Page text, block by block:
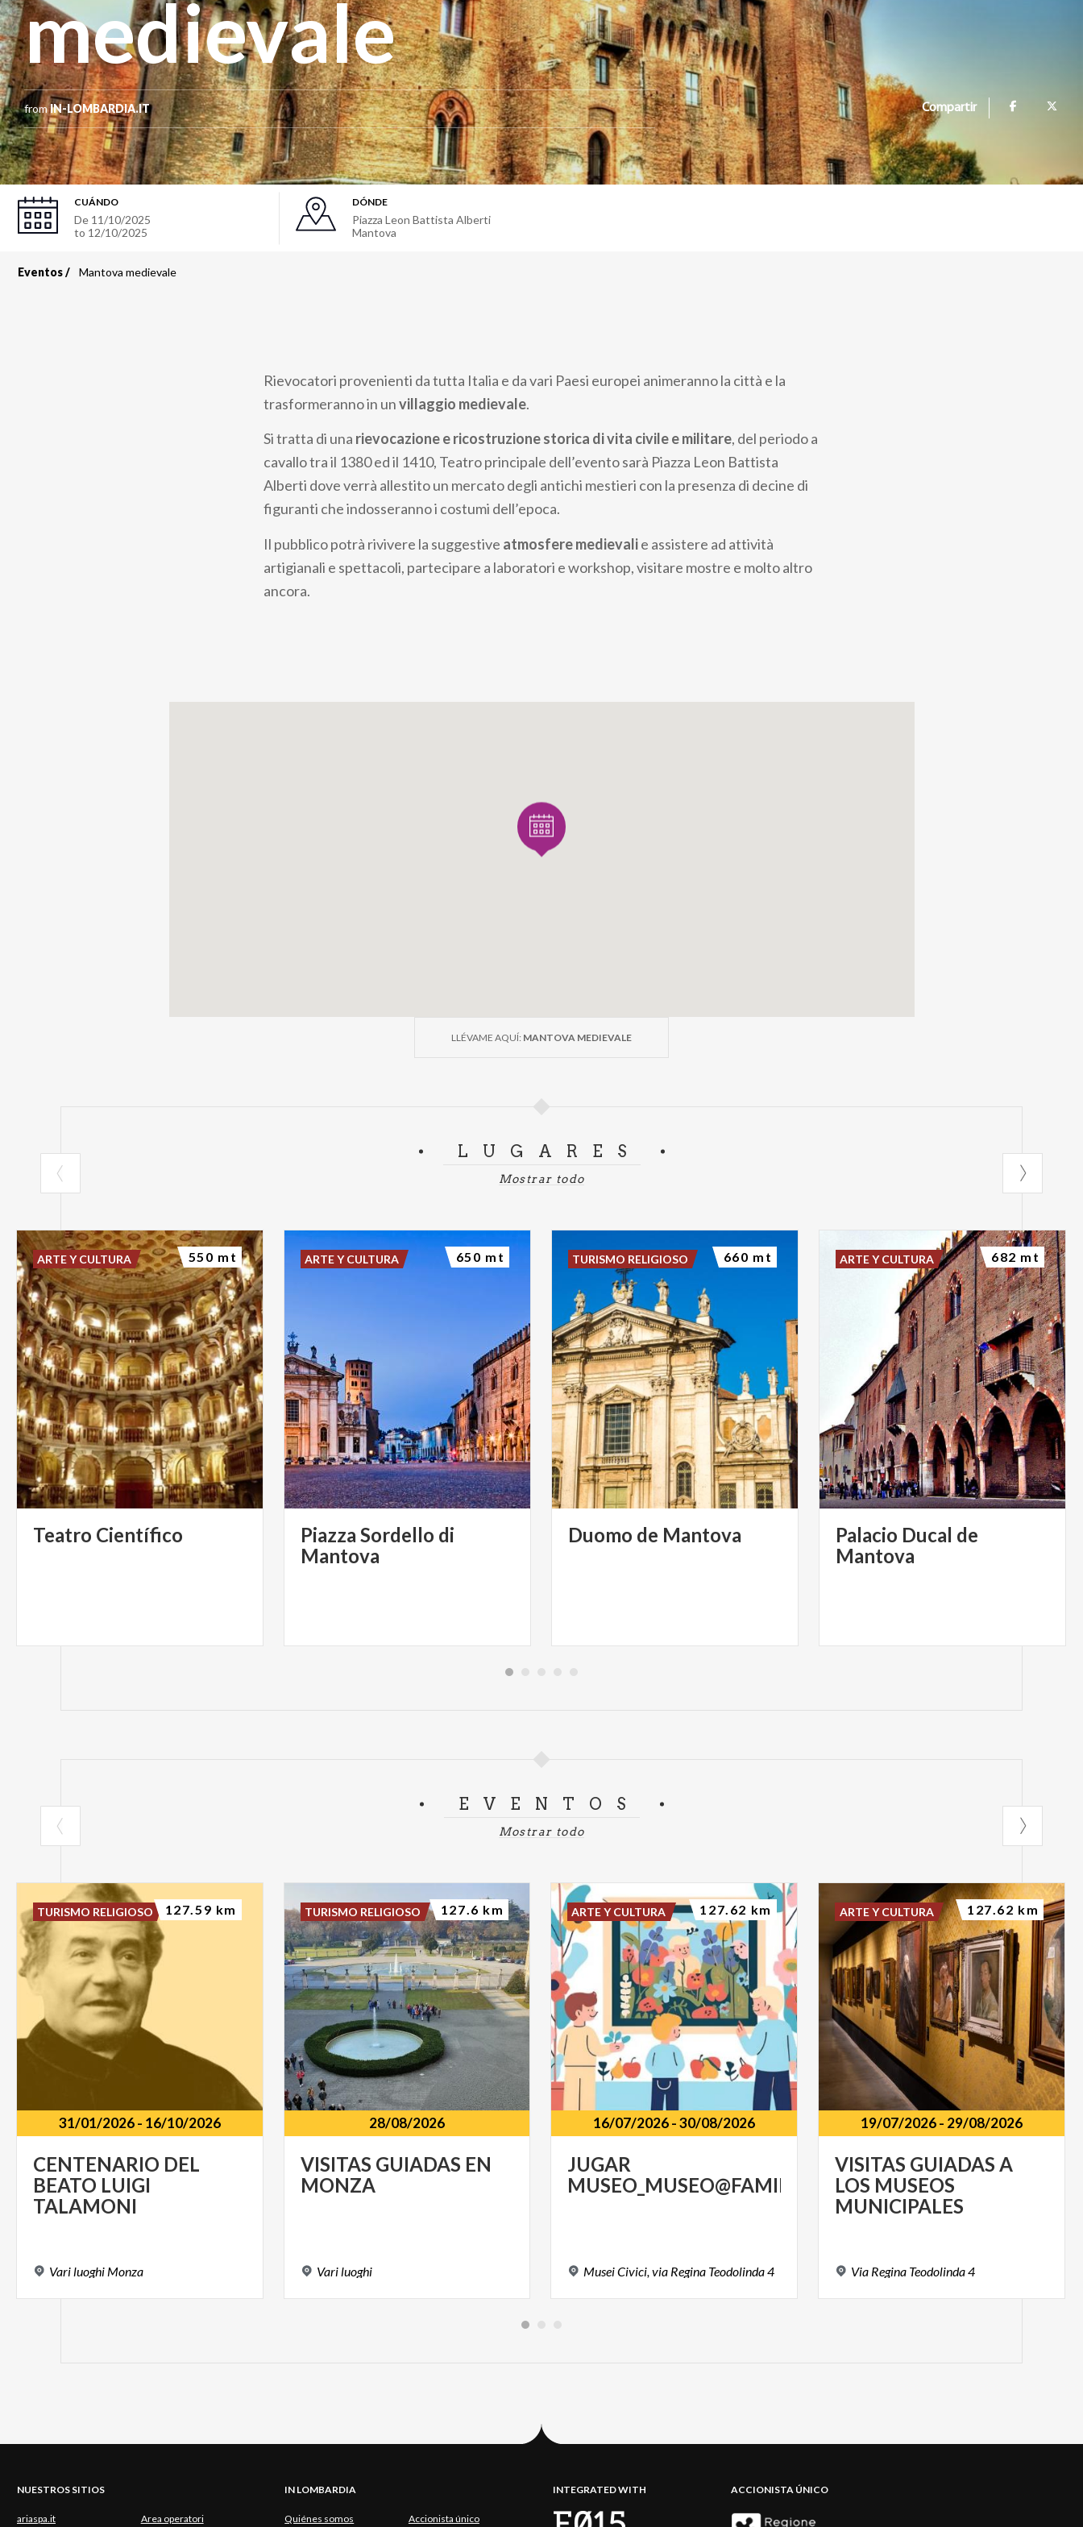
medievale
fromIN-LOMBARDIA.IT Compartir
CUÁNDO
De 11/10/2025
to 12/10/2025
DÓNDE
Piazza Leon Battista Alberti
Mantova
Eventos Mantova medievale
Rievocatori provenienti da tutta Italia e da vari Paesi europei animeranno la città e la
trasformeranno in unvillaggio medievale.
Si tratta di una rievocazione e ricostruzione storica di vita civile e militare, del periodo a
cavallo tra il 1380 ed il 1410, Teatro principale dell’evento sarà Piazza Leon Battista
Alberti dove verrà allestito un mercato degli antichi mestieri con la presenza di decine di
figuranti che indosseranno i costumi dell’epoca.
Il pubblico potrà rivivere la suggestive atmosfere medievalie assistere ad attività
artigianali e spettacoli, partecipare a laboratori e workshop, visitare mostre e molto altro
ancora.
LLÉVAME AQUÍ: MANTOVA MEDIEVALE
LUGARES
Mostrar todo
Teatro Científico
ARTE Y CULTURA 550 mt
Piazza Sordello di
Mantova
ARTE Y CULTURA 650 mt
Duomo de Mantova
TURISMO RELIGIOSO 660 mt
Palacio Ducal de
Mantova
ARTE Y CULTURA 682 mt
EVENTOS
Mostrar todo
31/01/2026- 16/10/2026
CENTENARIO DEL
BEATO LUIGI
TALAMONI
Variluoghi Monza
TURISMO RELIGIOSO 127.59 km
28/08/2026
VISITAS GUIADAS EN
MONZA
Variluoghi
TURISMO RELIGIOSO 127.6 km
16/07/2026-30/08/2026
JUGAR
MUSEO_MUSEO@FAMILY
MuseiCivici,via Regina Teodolinda4
ARTE Y CULTURA 127.62 km
19/07/2026- 29/08/2026
VISITAS GUIADAS A
LOS MUSEOS
MUNICIPALES
Via Regina Teodolinda4
ARTE Y CULTURA 127.62 km
NUESTROS SITIOS
ariaspa.it Area operatori
IN LOMBARDIA
Quiénes somos Accionista único
INTEGRATED WITH ACCIONISTA ÚNICO